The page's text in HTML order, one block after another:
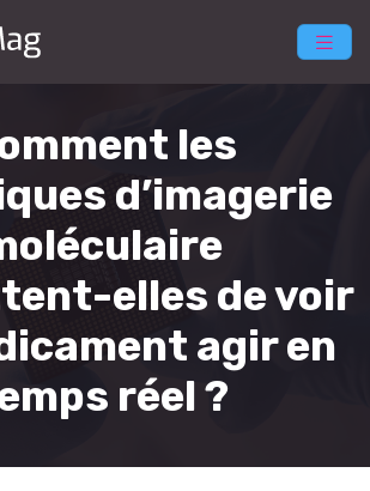
les
d’imagerie
elles de voir
agir en
réel ?